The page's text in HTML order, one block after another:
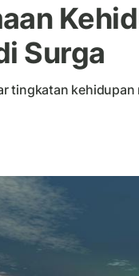
Surga
tingkatan